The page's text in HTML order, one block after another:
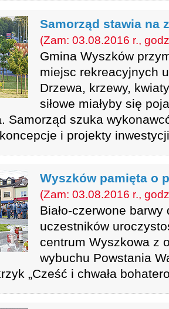
Samorząd stawia na
(Zam: 03.08.2016 r.,
Gmina Wyszków
miejsc rekreacyjnych
Drzewa, krzewy,
siłowe miałyby się
Samorząd szuka
i projekty
Wyszków pamięta o
(Zam: 03.08.2016 r.,
Biało-czerwone barwy
uczestników
centrum Wyszkowa z
wybuchu Powstania
„Cześć i chwała